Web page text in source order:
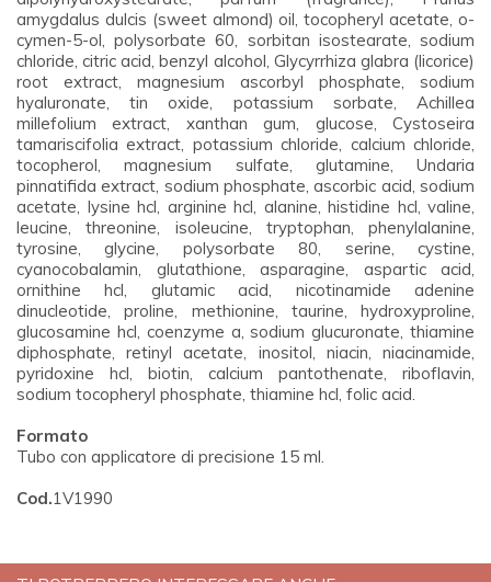
amygdalus dulcis (sweet almond) oil, tocopheryl acetate, o-
cymen-5-ol, polysorbate 60, sorbitan isostearate, sodium
chloride, citric acid, benzyl alcohol, Glycyrrhiza glabra (licorice)
root extract, magnesium ascorbyl phosphate, sodium
hyaluronate, tin oxide, potassium sorbate, Achillea
millefolium extract, xanthan gum, glucose, Cystoseira
tamariscifolia extract, potassium chloride, calcium chloride,
tocopherol, magnesium sulfate, glutamine, Undaria
pinnatifida extract, sodium phosphate, ascorbic acid, sodium
acetate, lysine hcl, arginine hcl, alanine, histidine hcl, valine,
leucine, threonine, isoleucine, tryptophan, phenylalanine,
tyrosine, glycine, polysorbate 80, serine, cystine,
cyanocobalamin, glutathione, asparagine, aspartic acid,
ornithine hcl, glutamic acid, nicotinamide adenine
dinucleotide, proline, methionine, taurine, hydroxyproline,
glucosamine hcl, coenzyme a, sodium glucuronate, thiamine
diphosphate, retinyl acetate, inositol, niacin, niacinamide,
pyridoxine hcl, biotin, calcium pantothenate, riboflavin,
sodium tocopheryl phosphate, thiamine hcl, folic acid.
Formato
Tubo con applicatore di precisione 15 ml.
Cod.1V1990